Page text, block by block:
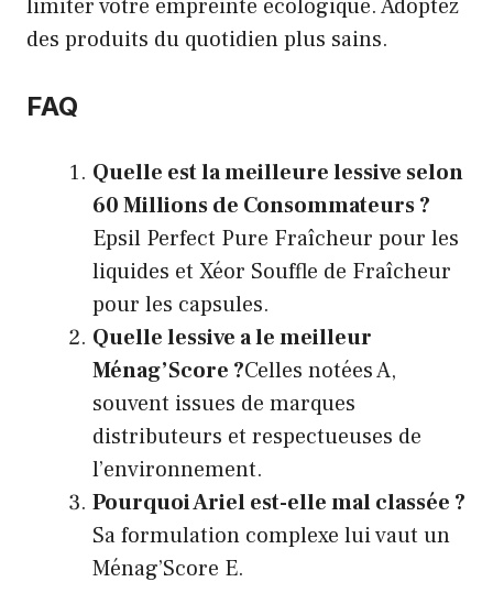
limiter votre empreinte écologique.Adoptez
des produits du quotidien plus sains.
FAQ
Quelle est la meilleure lessive selon
60 Millions de Consommateurs ?
Epsil Perfect Pure Fraîcheur pour les
liquides et Xéor Souffle de Fraîcheur
pour les capsules.
Quelle lessive a le meilleur
Ménag’Score ?Celles notées A,
souvent issues de marques
distributeurs et respectueuses de
l’environnement.
Pourquoi Ariel est-elle mal classée ?
Sa formulation complexe lui vaut un
Ménag’Score E.